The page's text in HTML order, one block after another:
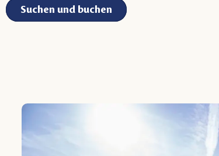
Suchen und buchen